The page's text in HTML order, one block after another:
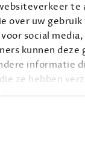
te
over uw gebruik
social
kunnen deze
informatie
ze hebben
er niet onnodig